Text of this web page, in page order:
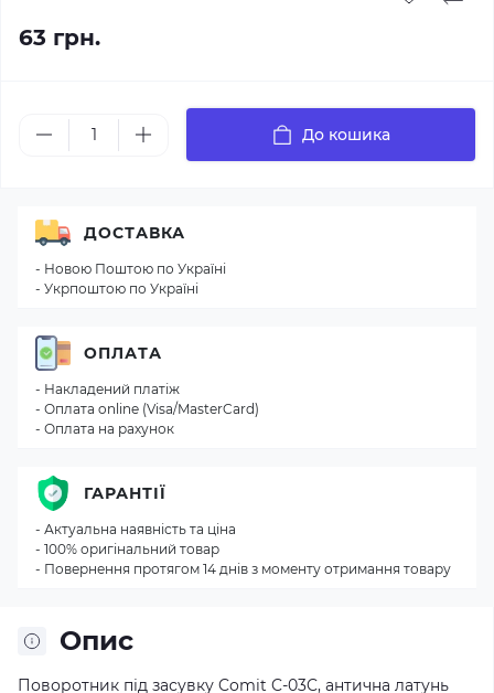
63 грн.
До кошика
Опис
Поворотник під засувку Comit C-03C, антична латунь
ДОСТАВКА
- Новою Поштою по Україні
- Укрпоштою по Україні
ОПЛАТА
- Накладений платіж
- Оплата online (Visa/MasterCard)
- Оплата на рахунок
ГАРАНТІЇ
- Актуальна наявність та ціна
- 100% оригінальний товар
- Повернення протягом 14 днів з моменту отримання товару